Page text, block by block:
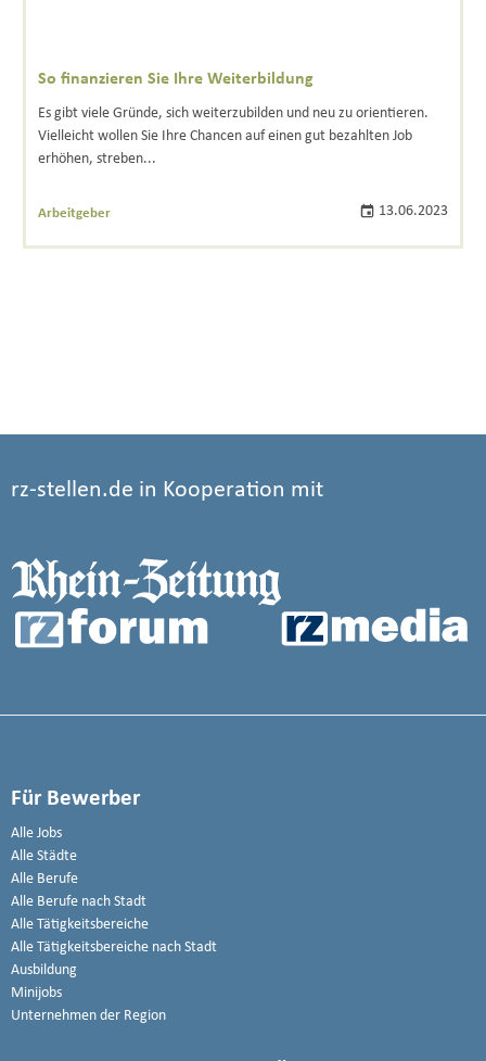
So finanzieren Sie Ihre Weiterbildung
Es gibt viele Gründe, sich weiterzubilden und neu zu orientieren.
Vielleicht wollen Sie Ihre Chancen auf einen gut bezahlten Job
erhöhen, streben...
Arbeitgeber 13.06.2023
rz-stellen.de in Kooperation mit
Für Bewerber
Alle Jobs
Alle Städte
Alle Berufe
Alle Berufe nach Stadt
Alle Tätigkeitsbereiche
Alle Tätigkeitsbereiche nach Stadt
Ausbildung
Minijobs
Unternehmen der Region